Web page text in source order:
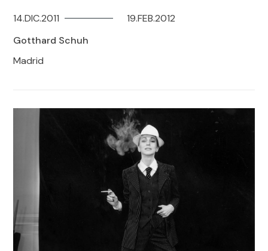
Gotthard Schuh
Madrid
14.DIC.2011 19.FEB.2012